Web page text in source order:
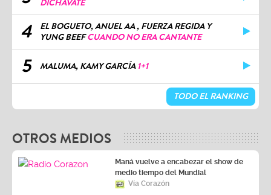
DICHAVATE
4
EL BOGUETO, ANUEL AA , FUERZA REGIDA Y
YUNG BEEFCUANDO NO ERA CANTANTE
5 MALUMA, KAMY GARCÍA 1+1
TODO EL RANKING
OTROS MEDIOS
Maná vuelve a encabezar el show de
medio tiempo del Mundial
Vía Corazón